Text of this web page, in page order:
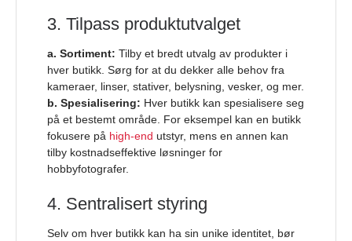
3. Tilpass produktutvalget
a. Sortiment: Tilby et bredt utvalg av produkter i
hver butikk. Sørg for at du dekker alle behov fra
kameraer, linser, stativer, belysning, vesker, og mer.
b. Spesialisering: Hver butikk kan spesialisere seg
på et bestemt område. For eksempel kan en butikk
fokusere på high-end utstyr, mens en annen kan
tilby kostnadseffektive løsninger for
hobbyfotografer.
4. Sentralisert styring
Selv om hver butikk kan ha sin unike identitet, bør